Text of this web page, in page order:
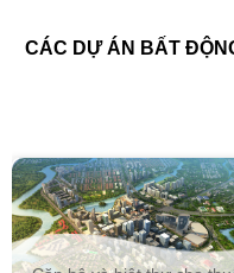
CÁC DỰ ÁN BẤT